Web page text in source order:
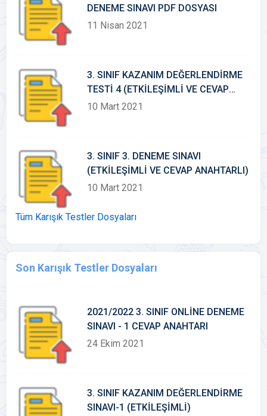
DENEME SINAVI PDF DOSYASI
11 Nisan 2021
3. SINIF KAZANIM DEĞERLENDİRME
TESTİ 4 (ETKİLEŞİMLİ VE CEVAP
ANAHTARLI)
10 Mart 2021
3. SINIF 3. DENEME SINAVI
(ETKİLEŞİMLİ VE CEVAP ANAHTARLI)
10 Mart 2021
Tüm Karışık Testler Dosyaları
Son Karışık Testler Dosyaları
2021/2022 3. SINIF ONLİNE DENEME
SINAVI - 1 CEVAP ANAHTARI
24 Ekim 2021
3. SINIF KAZANIM DEĞERLENDİRME
SINAVI-1 (ETKİLEŞİMLİ)